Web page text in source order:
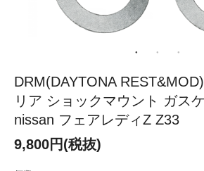
DRM(DAYTONA
リア ショックマウント ガス
nissan フェアレディZ Z33
9,800円(税抜)